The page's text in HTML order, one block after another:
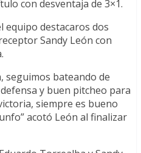
con desventaja de 3×1.
equipo destacaros dos
Sandy León con
seguimos bateando de
y buen pitcheo para
siempre es bueno
acotó León al finalizar